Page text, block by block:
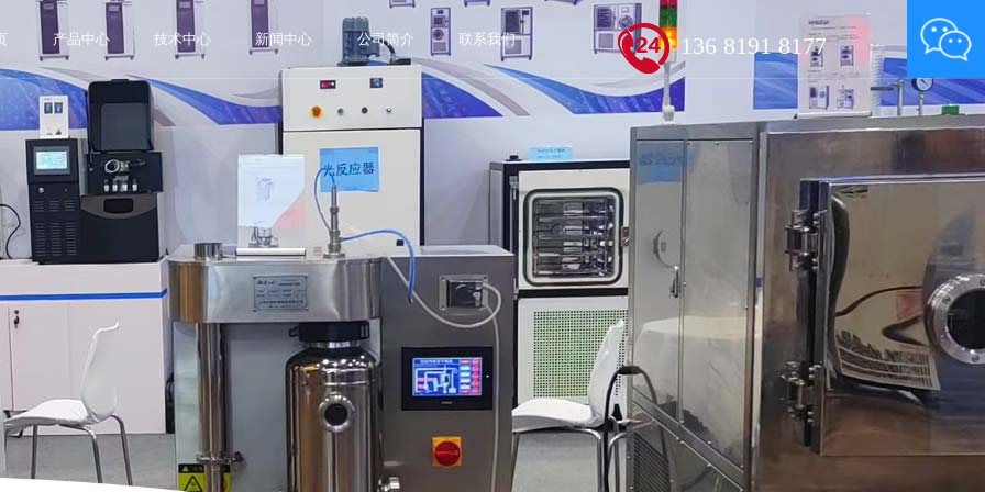
136 8191 8177
产品中心 技术中心 新闻中心 公司简介 联系我们